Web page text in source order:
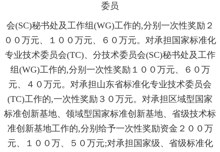
委员
会(SC)秘书处及工作组(WG)工作的,分别一次性奖励２
００万元、１００万元、６０万元。对承担国家标准化
专业技术委员会(TC)、分技术委员会(SC)秘书处及工作
组(WG)工作的,分别一次性奖励１００万元、６０万
元、４０万元。对承担山东省标准化专业技术委员会
(TC)工作的,一次性奖励３０万元。对承担区域型国家
标准创新基地、领域型国家标准创新基地、省级技术标
准创新基地工作的,分别给予一次性奖励资金２００万
元、１００万、５０万元;对承担国家级、省级标准化